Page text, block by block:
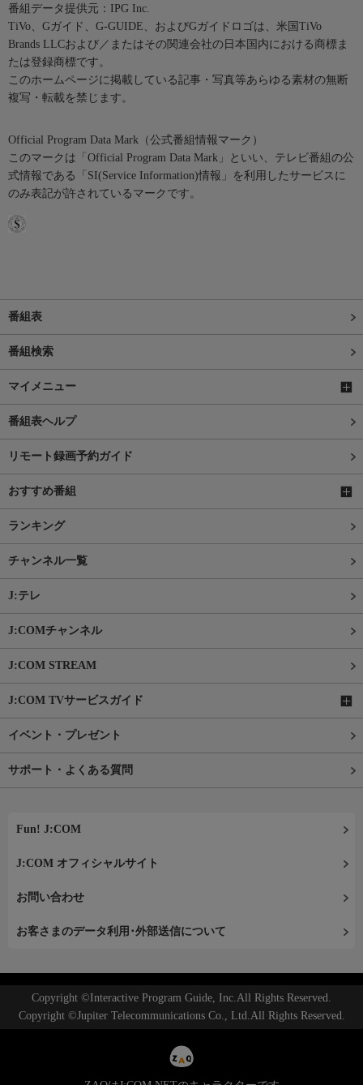
番組データ提供元：IPG Inc.
TiVo、Gガイド、G-GUIDE、およびGガイドロゴは、米国TiVo
Brands LLCおよび／またはその関連会社の日本国内における商標ま
たは登録商標です。
このホームページに掲載している記事・写真等あらゆる素材の無断
複写・転載を禁じます。
Official Program Data Mark（公式番組情報マーク）
このマークは「Official Program Data Mark」といい、テレビ番組の公
式情報である「SI(Service Information)情報」を利用したサービスに
のみ表記が許されているマークです。
番組表
番組検索
マイメニュー
番組表ヘルプ
リモート録画予約ガイド
おすすめ番組
ランキング
チャンネル一覧
J:テレ
J:COMチャンネル
J:COM STREAM
J:COM TVサービスガイド
イベント・プレゼント
サポート・よくある質問
Fun! J:COM
J:COM オフィシャルサイト
お問い合わせ
お客さまのデータ利用･外部送信について
Copyright ©Interactive Program Guide, Inc.All Rights Reserved.
Copyright ©Jupiter Telecommunications Co., Ltd.All Rights Reserved.